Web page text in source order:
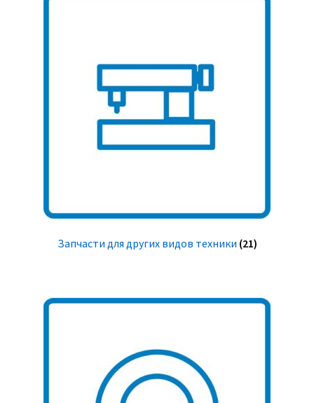
Запчасти для других видов техники (21)